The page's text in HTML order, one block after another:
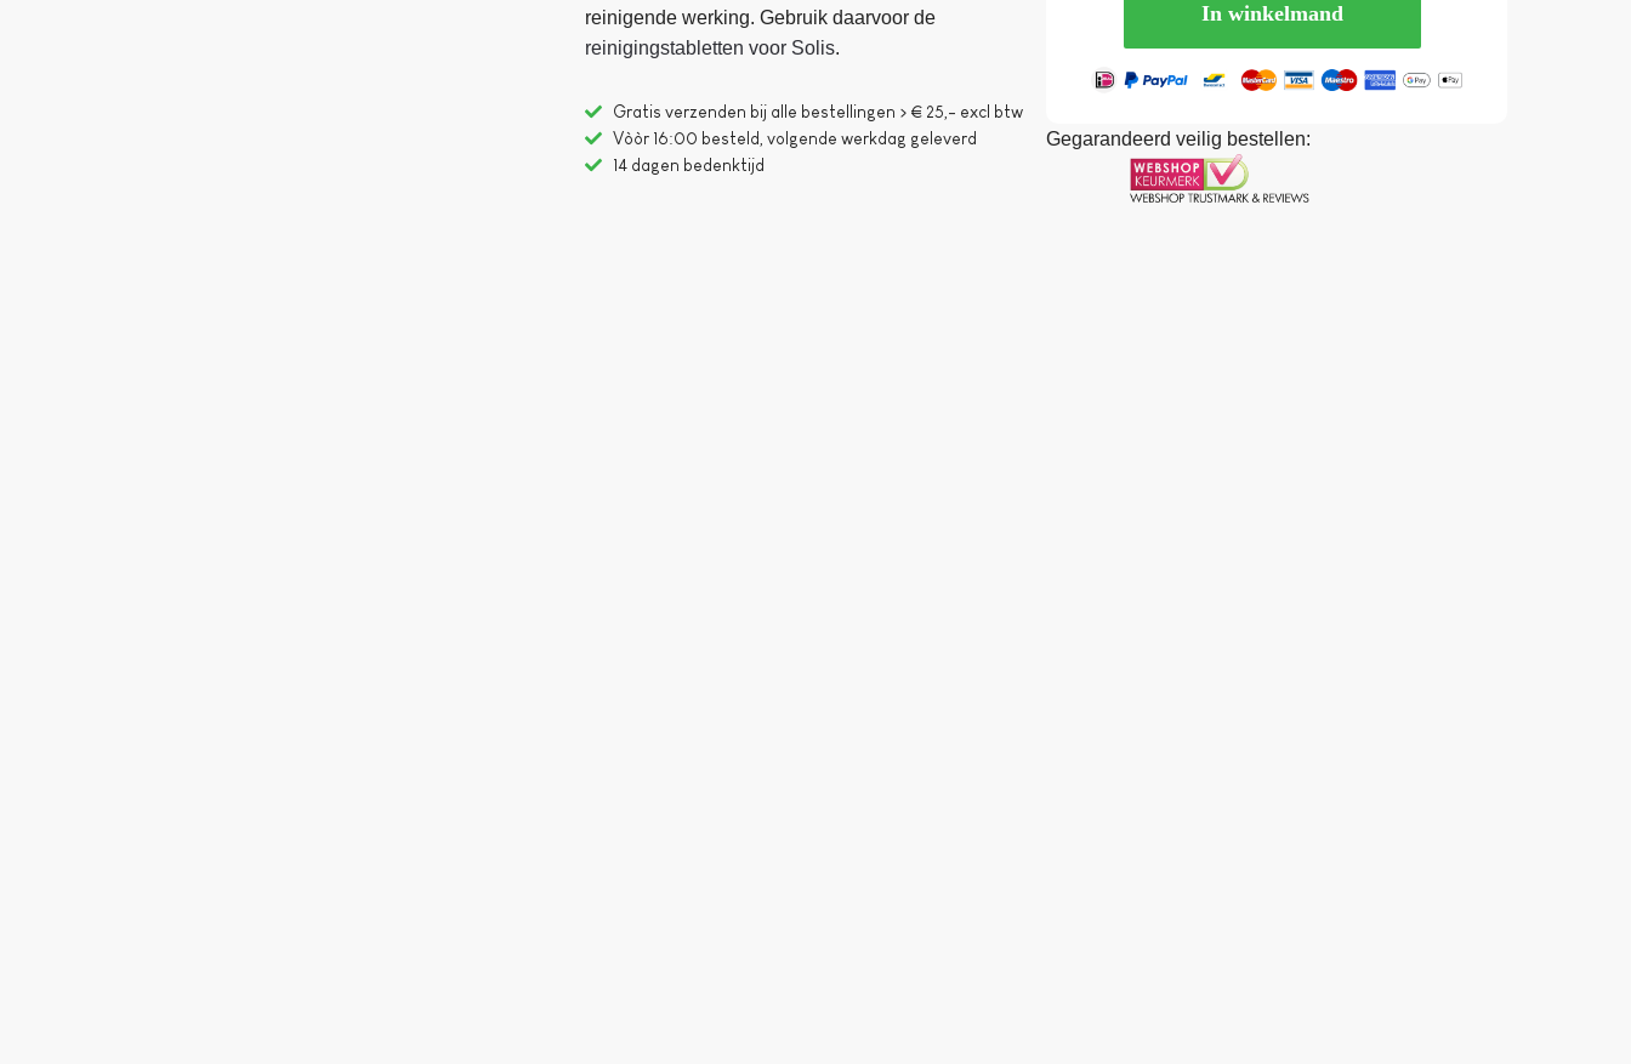
reinigende werking. Gebruik daarvoor de
reinigingstabletten voor Solis.
Gratis verzenden bij alle bestellingen > € 25,- excl btw
Vòòr 16:00 besteld, volgende werkdag geleverd
14 dagen bedenktijd
In winkelmand
Gegarandeerd veilig bestellen: